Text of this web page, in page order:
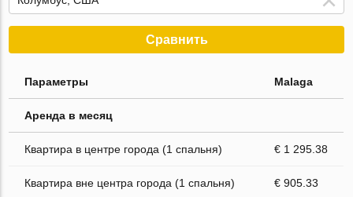
Сравнить
Параметры Malaga
Аренда в месяц
Квартира в центре города (1 спальня) € 1 295.38
Квартира вне центра города (1 спальня) € 905.33